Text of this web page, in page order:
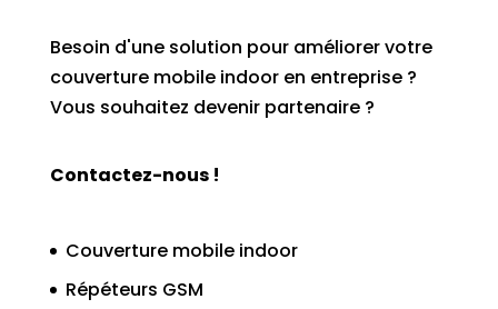
Besoin d'une solution pour améliorer votre
couverture mobile indoor en entreprise ?
Vous souhaitez devenir partenaire ?
Contactez-nous !
Couverture mobile indoor
Répéteurs GSM